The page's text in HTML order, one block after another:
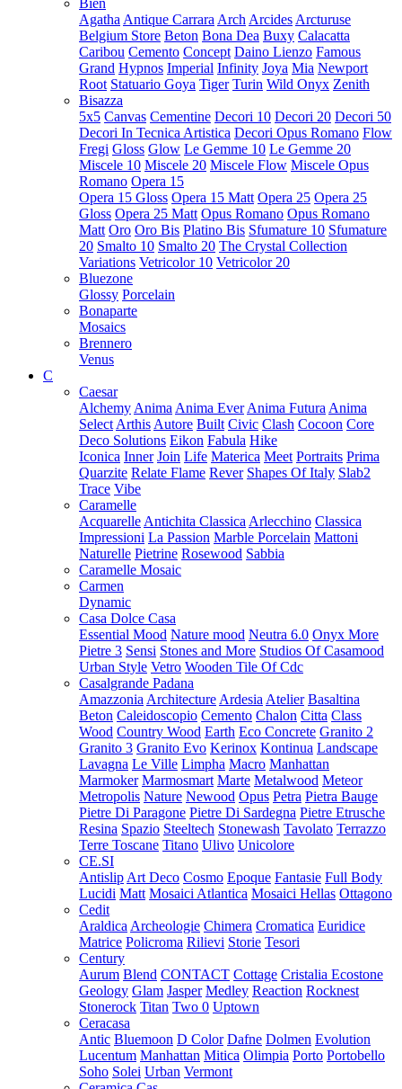
Bien
Agatha Antique Carrara Arch Arcides Arcturuse
Belgium Store Beton Bona Dea Buxy Calacatta
Caribou Cemento Concept Daino Lienzo Famous
Grand Hypnos Imperial Infinity Joya Mia Newport
Root Statuario Goya Tiger Turin Wild Onyx Zenith
Bisazza
5x5 Canvas Cementine Decori 10 Decori 20 Decori 50
Decori In Tecnica Artistica Decori Opus Romano Flow
Fregi Gloss Glow Le Gemme 10 Le Gemme 20
Miscele 10 Miscele 20 Miscele Flow Miscele Opus
Romano Opera 15
Opera 15 Gloss Opera 15 Matt Opera 25 Opera 25
Gloss Opera 25 Matt Opus Romano Opus Romano
Matt Oro Oro Bis Platino Bis Sfumature 10 Sfumature
20 Smalto 10 Smalto 20 The Crystal Collection
Variations Vetricolor 10 Vetricolor 20
Bluezone
Glossy Porcelain
Bonaparte
Mosaics
Brennero
Venus
C
Caesar
Alchemy Anima Anima Ever Anima Futura Anima
Select Arthis Autore Built Civic Clash Cocoon Core
Deco Solutions Eikon Fabula Hike
Iconica Inner Join Life Materica Meet Portraits Prima
Quarzite Relate Flame Rever Shapes Of Italy Slab2
Trace Vibe
Caramelle
Acquarelle Antichita Classica Arlecchino Classica
Impressioni La Passion Marble Porcelain Mattoni
Naturelle Pietrine Rosewood Sabbia
Caramelle Mosaic
Carmen
Dynamic
Casa Dolce Casa
Essential Mood Nature mood Neutra 6.0 Onyx More
Pietre 3 Sensi Stones and More Studios Of Casamood
Urban Style Vetro Wooden Tile Of Cdc
Casalgrande Padana
Amazzonia Architecture Ardesia Atelier Basaltina
Beton Caleidoscopio Cemento Chalon Citta Class
Wood Country Wood Earth Eco Concrete Granito 2
Granito 3 Granito Evo Kerinox Kontinua Landscape
Lavagna Le Ville Limpha Macro Manhattan
Marmoker Marmosmart Marte Metalwood Meteor
Metropolis Nature Newood Opus Petra Pietra Bauge
Pietre Di Paragone Pietre Di Sardegna Pietre Etrusche
Resina Spazio Steeltech Stonewash Tavolato Terrazzo
Terre Toscane Titano Ulivo Unicolore
CE.SI
Antislip Art Deco Cosmo Epoque Fantasie Full Body
Lucidi Matt Mosaici Atlantica Mosaici Hellas Ottagono
Cedit
Araldica Archeologie Chimera Cromatica Euridice
Matrice Policroma Rilievi Storie Tesori
Century
Aurum Blend CONTACT Cottage Cristalia Ecostone
Geology Glam Jasper Medley Reaction Rocknest
Stonerock Titan Two 0 Uptown
Ceracasa
Antic Bluemoon D Color Dafne Dolmen Evolution
Lucentum Manhattan Mitica Olimpia Porto Portobello
Soho Solei Urban Vermont